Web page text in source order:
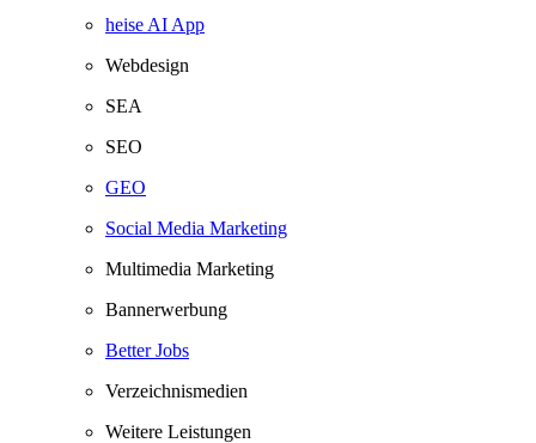
heise AI App
Webdesign
SEA
SEO
GEO
Social Media Marketing
Multimedia Marketing
Bannerwerbung
Better Jobs
Verzeichnismedien
Weitere Leistungen